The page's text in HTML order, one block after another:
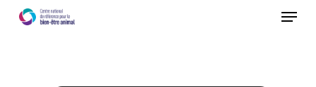
Menu